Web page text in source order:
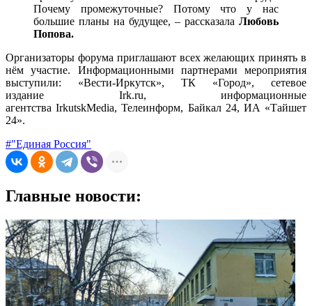
Почему промежуточные? Потому что у нас
большие планы на будущее, – рассказала Любовь
Попова.
Организаторы форума приглашают всех желающих принять в
нём участие. Информационными партнерами мероприятия
выступили: «Вести-Иркутск», ТК «Город», сетевое
издание Irk.ru, информационные
агентства IrkutskMedia, Телеинформ, Байкал 24, ИА «Тайшет
24».
#"Единая Россия"
Главные новости: